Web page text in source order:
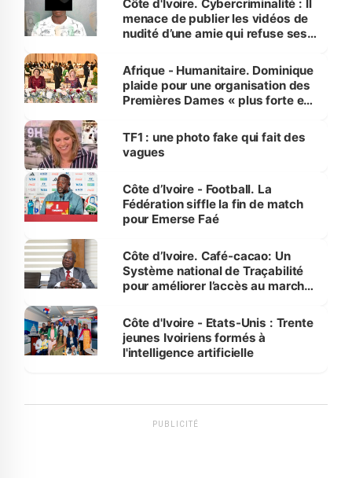
Côte d'Ivoire. Cybercriminalité : Il
menace de publier les vidéos de
nudité d’une amie qui refuse ses
Afrique - Humanitaire. Dominique
plaide pour une organisation des
Premières Dames « plus forte et
sur la scène internationale »
TF1 : une photo fake qui fait des
vagues
Côte d’Ivoire - Football. La
Fédération siffle la fin de match
pour Emerse Faé
Côte d’Ivoire. Café-cacao: Un
Système national de Traçabilité
pour améliorer l’accès au marché
Côte d'Ivoire - Etats-Unis : Trente
jeunes Ivoiriens formés à
l'intelligence artificielle
PUBLICITÉ